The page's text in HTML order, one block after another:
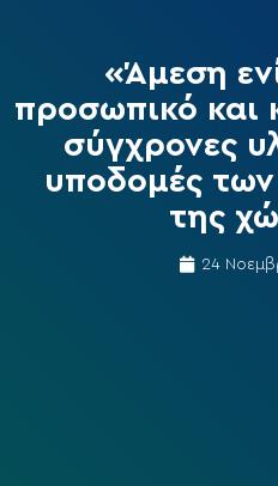
«Άμεση
προσωπικό και
σύγχρονες
υποδομές
της
24